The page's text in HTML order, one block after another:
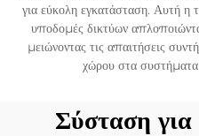
για εύκολη εγκατάσταση. Αυτή η
υποδομές δικτύων
μειώνοντας τις απαιτήσεις
χώρου στα συστήματα
Σύσταση για